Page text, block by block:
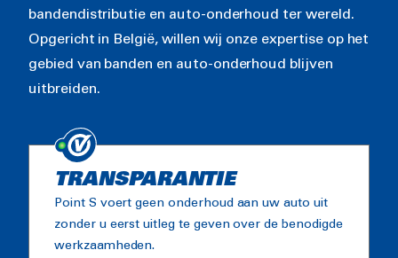
bandendistributie en auto-onderhoud ter wereld.
Opgericht in België, willen wij onze expertise op het
gebied van banden en auto-onderhoud blijven
uitbreiden.
TRANSPARANTIE
Point S voert geen onderhoud aan uw auto uit
zonder u eerst uitleg te geven over de benodigde
werkzaamheden.